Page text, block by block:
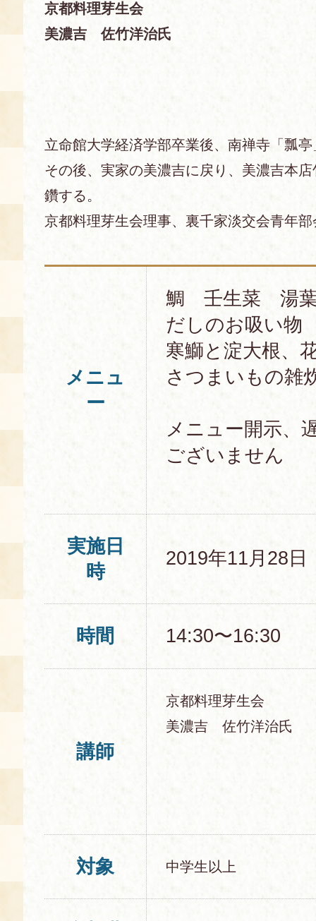
あじわい館弁当
京都料理芽生会
美濃吉 佐竹洋治氏
立命館大学経済学部卒業後、南禅寺「瓢
その後、実家の美濃吉に戻り、美濃吉本
鑽する。
京都料理芽生会理事、裏千家淡交会青年部
メニュ
ー
鯛 壬生菜 湯葉
だしのお吸い物
寒鰤と淀大根、
さつまいもの
メニュー開示、
ございません
実施日
時
2019年11月28日
時間 14:30〜16:30
講師
京都料理芽生会
美濃吉 佐竹洋治氏
対象 中学生以上